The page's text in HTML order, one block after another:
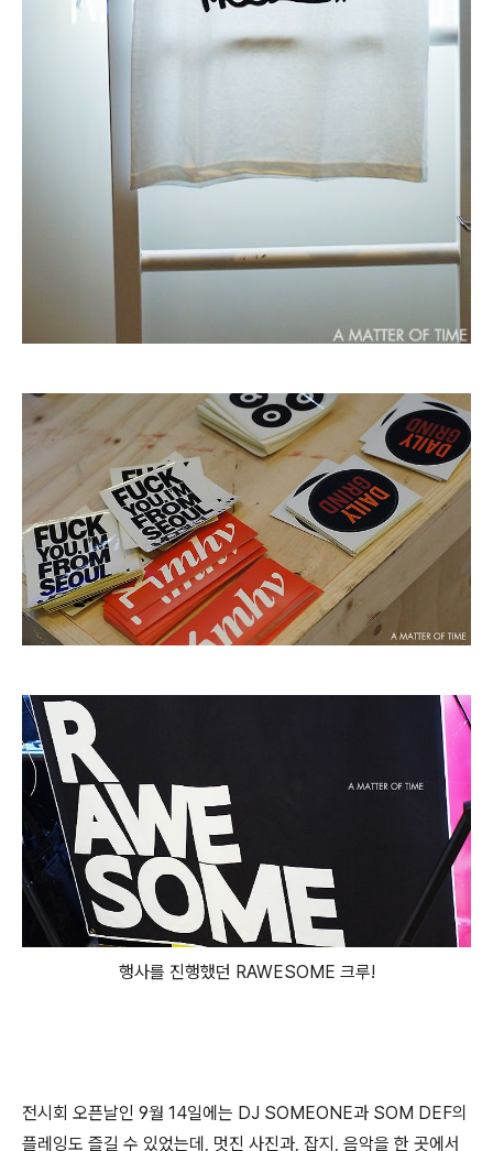
행사를 진행했던 RAWESOME 크루!
전시회 오픈날인 9월 14일에는 DJ SOMEONE과 SOM DEF의
플레잉도 즐길 수 있었는데, 멋진 사진과, 잡지, 음악을 한 곳에서